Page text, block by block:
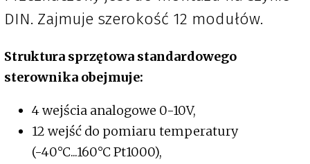
DIN. Zajmuje szerokość 12 modułów.
Struktura sprzętowa standardowego
sterownika obejmuje:
4 wejścia analogowe 0-10V,
12 wejść do pomiaru temperatury
(-40°C...160°C Pt1000),